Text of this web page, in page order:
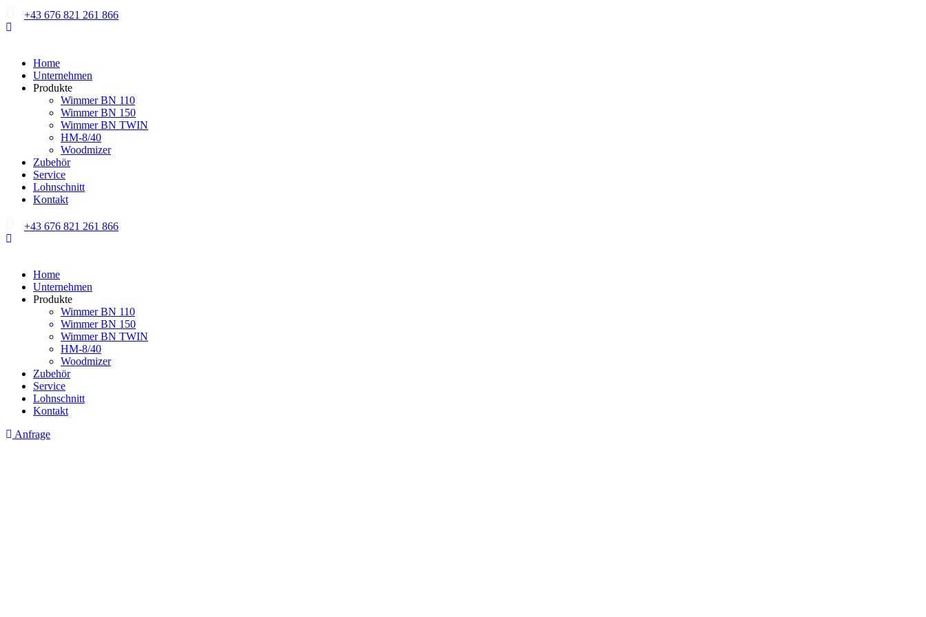
+43 676 821 261 866
Home
Unternehmen
Produkte
Wimmer BN 110
Wimmer BN 150
Wimmer BN TWIN
HM-8/40
Woodmizer
Zubehör
Service
Lohnschnitt
Kontakt
+43 676 821 261 866
Home
Unternehmen
Produkte
Wimmer BN 110
Wimmer BN 150
Wimmer BN TWIN
HM-8/40
Woodmizer
Zubehör
Service
Lohnschnitt
Kontakt
Anfrage